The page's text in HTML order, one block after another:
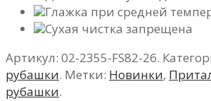
Глажка при средней
Сухая чистка запрещена
Артикул: 02-2355-FS82-26.
рубашки. Метки: Новинки,
рубашки.